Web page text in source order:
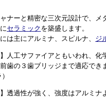
ナーと精密な三次元設計で、
セラミック を築盛します。
は主にアルミナ、スピルナ、 ジ
】人工サファイアともいわれ、
歯の３歯ブリッジまで適応で
】透過性が強く、強度はアルミナ